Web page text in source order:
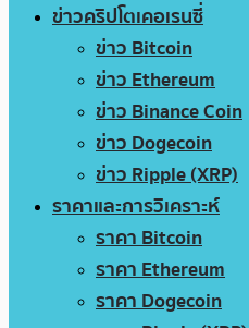
ข่าวคริปโตเคอเรนซี่
ข่าว Bitcoin
ข่าว Ethereum
ข่าว Binance Coin
ข่าว Dogecoin
ข่าว Ripple (XRP)
ราคาและการวิเคราะห์
ราคา Bitcoin
ราคา Ethereum
ราคา Dogecoin